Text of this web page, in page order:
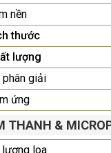
nền
thước
lượng
giải
ứng
THANH &
lượng loa